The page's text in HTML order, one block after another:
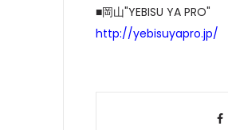
■岡山"YEBISU YA PRO"
http://yebisuyapro.jp/